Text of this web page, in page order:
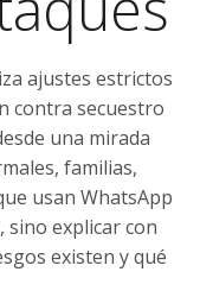
ajustes estrictos
contra secuestro
una mirada
familias,
usan WhatsApp
sino explicar con
existen y qué